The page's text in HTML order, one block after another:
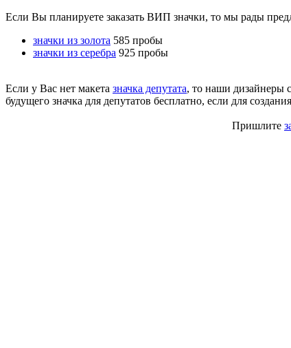
Если Вы планируете заказать ВИП значки, то мы рады
значки из золота 585 пробы
значки из серебра 925 пробы
Если у Вас нет макета значка депутата, то наши дизайнеры
будущего значка для депутатов бесплатно, если для
Пришлите